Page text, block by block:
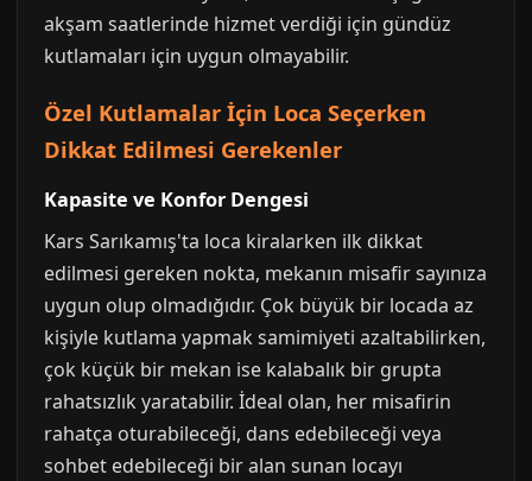
akşam saatlerinde hizmet verdiği için gündüz
kutlamaları için uygun olmayabilir.
Özel Kutlamalar İçin Loca Seçerken
Dikkat Edilmesi Gerekenler
Kapasite ve Konfor Dengesi
Kars Sarıkamış'ta loca kiralarken ilk dikkat
edilmesi gereken nokta, mekanın misafir sayınıza
uygun olup olmadığıdır. Çok büyük bir locada az
kişiyle kutlama yapmak samimiyeti azaltabilirken,
çok küçük bir mekan ise kalabalık bir grupta
rahatsızlık yaratabilir. İdeal olan, her misafirin
rahatça oturabileceği, dans edebileceği veya
sohbet edebileceği bir alan sunan locayı